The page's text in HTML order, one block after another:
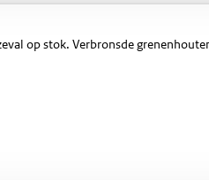
op stok. Verbronsde